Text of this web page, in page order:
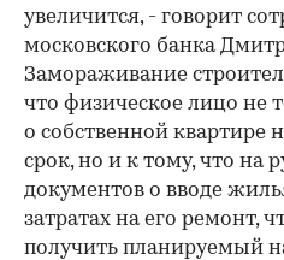
увеличится, - говорит
московского банка
Замораживание
что физическое лицо не
о собственной квартире
срок, но и к тому, что на
документов о вводе
затратах на его ремонт,
получить планируемый